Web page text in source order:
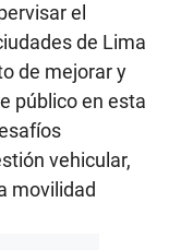
el
de Lima
de mejorar y
público en esta
vehicular,
movilidad